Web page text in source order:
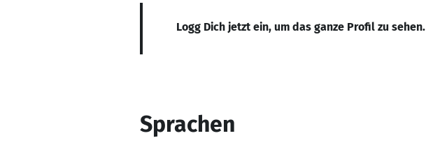
Logg Dich jetzt ein, um das ganze Profil zu sehen.
Sprachen